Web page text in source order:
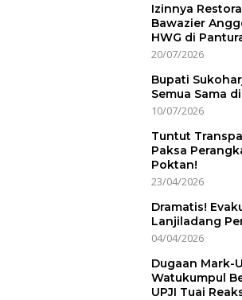
Izinnya
Bawazier
HWG di
20/07/2026
Bupati
Semua Sama
10/07/2026
Tuntut
Paksa
Poktan!
23/04/2026
Dramatis!
Lanjiladang
04/04/2026
Dugaan Mark-
Watukumpul
UPJI Tuai